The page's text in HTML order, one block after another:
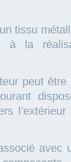
tissu
à la
peut
avec